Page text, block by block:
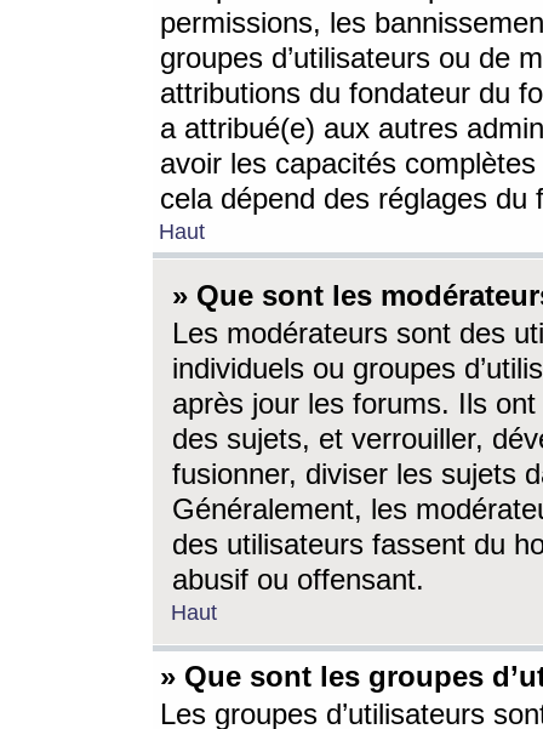
permissions, les
groupes d’utilisateurs ou de
attributions du fondateur du
a attribué(e) aux autres
avoir les capacités
cela dépend des réglages du
Haut
» Que sont les
Les modérateurs sont des
individuels ou groupes
après jour les forums. Ils ont
des sujets, et verrouiller,
fusionner, diviser les sujets
Généralement, les
des utilisateurs fassent du
abusif ou offensant.
Haut
» Que sont les groupes
Les groupes d’utilisateurs